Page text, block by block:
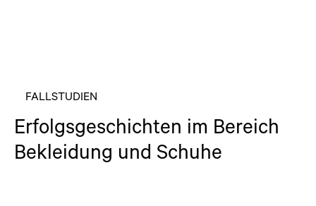
FALLSTUDIEN
Erfolgsgeschichten im Bereich
Bekleidung und Schuhe